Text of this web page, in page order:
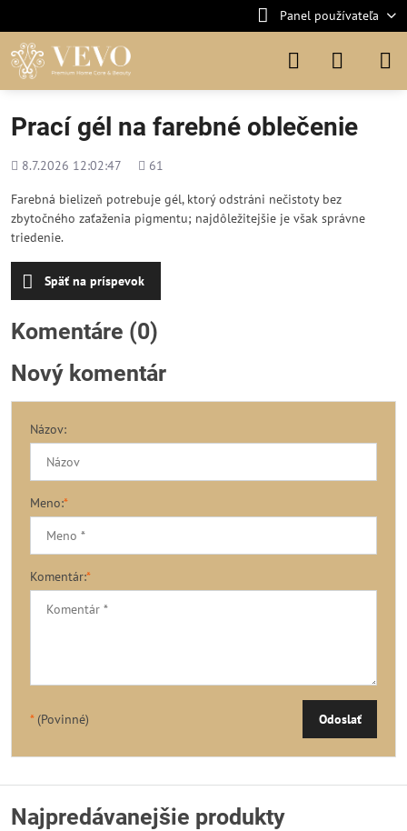
Panel používateľa
Prací gél na farebné oblečenie
Pridané
8.7.2026 12:02:47
Počet
61
Farebná bielizeň potrebuje gél, ktorý odstráni nečistoty bez
zbytočného zaťaženia pigmentu; najdôležitejšie je však správne
triedenie.
Späť na príspevok
Komentáre (0)
Nový komentár
Názov:
Meno:*
Komentár:*
*(Povinné) Odoslať
Najpredávanejšie produkty